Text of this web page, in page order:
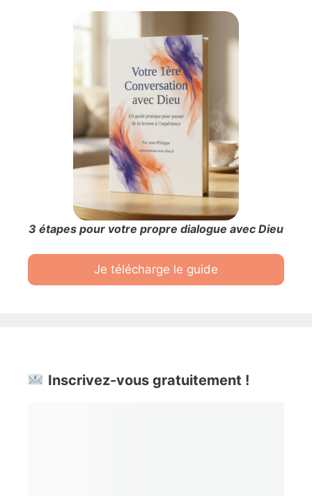
3 étapes pour votre propre dialogue avec Dieu
Je télécharge le guide
Inscrivez-vous gratuitement !